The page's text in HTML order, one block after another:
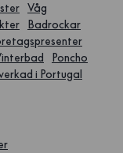
Våg
Badrockar
Poncho
i Portugal